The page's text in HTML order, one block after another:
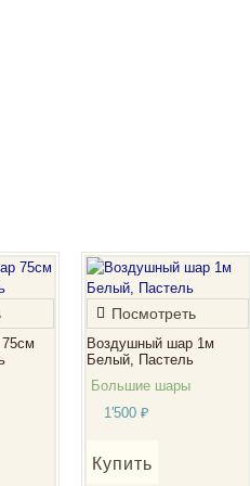
Посмотреть
Воздушный шар 1м
Белый, Пастель
Большие шары
1'500₽
Купить